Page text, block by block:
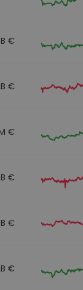
€
€
€
€
€
€